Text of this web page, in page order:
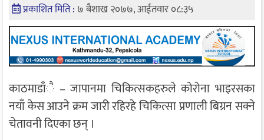
प्रकाशित मिति : ७ बैशाख २०७७, आईतवार ०८:३५
काठमाडाँै – जापानमा चिकित्सकहरुले कोरोना भाइरसका
नयाँ केस आउने क्रम जारी रहिरहे चिकित्सा प्रणाली बिग्रन सक्ने
चेतावनी दिएका छन् ।